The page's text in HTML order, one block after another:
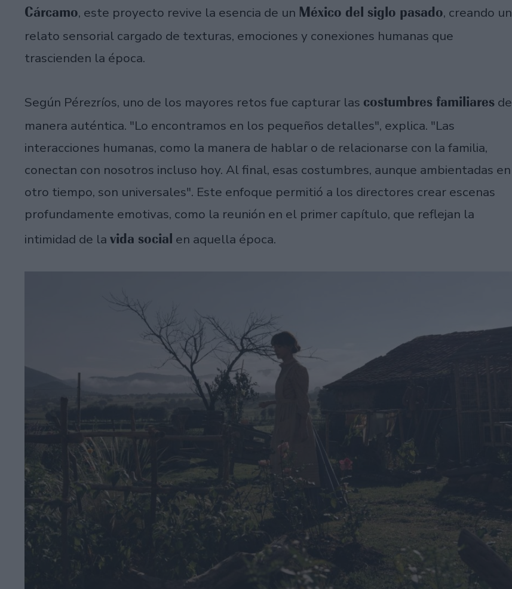
Cárcamo, este proyecto revive la esencia de un México del siglo pasado, creando un
relato sensorial cargado de texturas, emociones y conexiones humanas que
trascienden la época.
Según Pérezríos, uno de los mayores retos fue capturar las costumbres familiares de
manera auténtica. "Lo encontramos en los pequeños detalles", explica. "Las
interacciones humanas, como la manera de hablar o de relacionarse con la familia,
conectan con nosotros incluso hoy. Al final, esas costumbres, aunque ambientadas en
otro tiempo, son universales". Este enfoque permitió a los directores crear escenas
profundamente emotivas, como la reunión en el primer capítulo, que reflejan la
intimidad de la vida social en aquella época.